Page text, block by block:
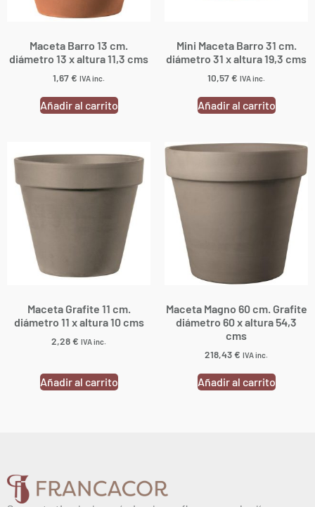
Maceta Barro 13 cm.
diámetro 13 x altura 11,3 cms
1,67€ IVA inc.
Añadir al carrito
Mini Maceta Barro 31 cm.
diámetro 31 x altura 19,3 cms
10,57€ IVA inc.
Añadir al carrito
Maceta Grafite 11 cm.
diámetro 11 x altura 10 cms
2,28€ IVA inc.
Añadir al carrito
Maceta Magno 60 cm. Grafite
diámetro 60 x altura 54,3
cms
218,43€ IVA inc.
Añadir al carrito